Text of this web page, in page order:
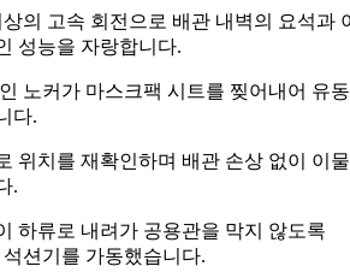
의 고속 회전으로 배관 내벽의 요석과
성능을 자랑합니다.
노커가 마스크팩 시트를 찢어내어 유
다.
위치를 재확인하며 배관 손상 없이 이
.
하류로 내려가 공용관을 막지 않도록
션기를 가동했습니다.